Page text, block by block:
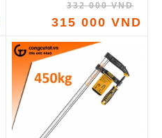
332 000 VND
315 000 VND